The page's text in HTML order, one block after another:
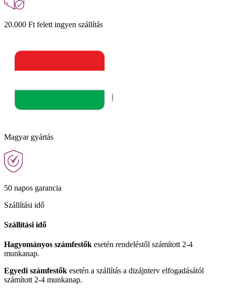
20.000 Ft felett ingyen szállítás
Magyar gyártás
50 napos garancia
Szállítási idő
Szállítási idő
Hagyományos számfestők esetén rendeléstől számított 2-4
munkanap.
Egyedi számfestők esetén a szállítás a dizájnterv elfogadásától
számított 2-4 munkanap.